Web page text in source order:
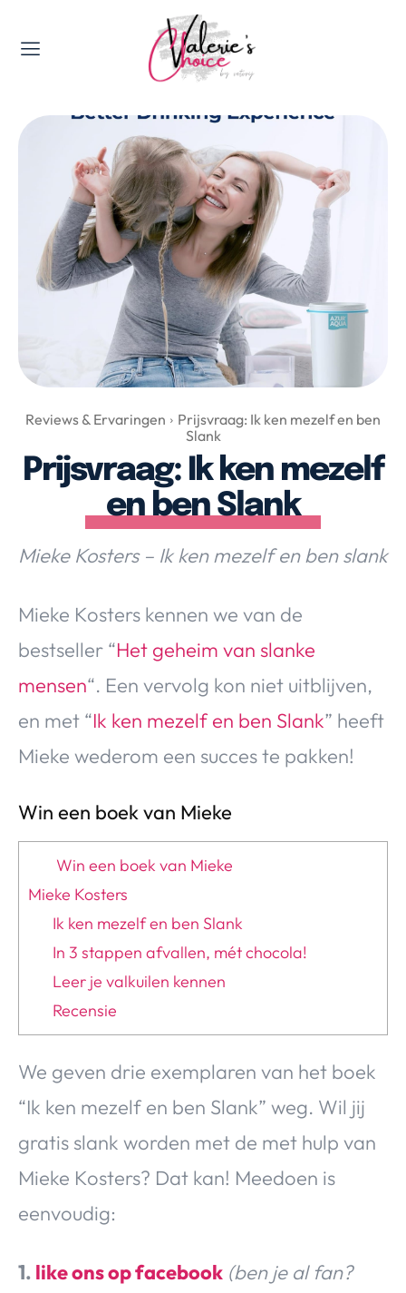
Valerie's Topics
Travel & Culture
Food & Drinks
Happyness & Opmerkelijk
Lifestyle, Sport & Duurzaamheid
Gadgets & Tech
Top 5 van Valerie
Health & Beauty
Huis & Tuin
Nieuws & Media
Over Valerie
Over Valerie
De Top 5
Contact
VALERIE'S CHOICE
Food & Drinks Health & Beauty Gadgets
Huis & Tuin
Travel
Reviews & Ervaringen
Prijsvraag: Ik ken mezelf en ben
Slank
Prijsvraag: Ik ken mezelf
en ben Slank
Mieke Kosters – Ik ken mezelf en ben slank
Mieke Kosters kennen we van de
bestseller “Het geheim van slanke
mensen“. Een vervolg kon niet uitblijven,
en met “Ik ken mezelf en ben Slank” heeft
Mieke wederom een succes te pakken!
Win een boek van Mieke
Win een boek van Mieke
Mieke Kosters
Ik ken mezelf en ben Slank
In 3 stappen afvallen, mét chocola!
Leer je valkuilen kennen
Recensie
We geven drie exemplaren van het boek
“Ik ken mezelf en ben Slank” weg. Wil jij
gratis slank worden met de met hulp van
Mieke Kosters? Dat kan! Meedoen is
eenvoudig:
1. like ons op facebook (ben je al fan?